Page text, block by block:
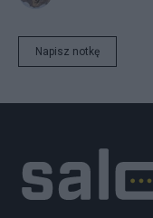
Napisz notkę